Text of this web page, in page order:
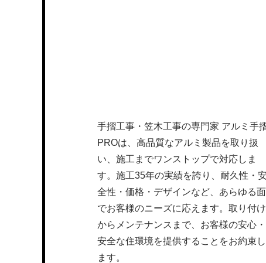
手摺工事・笠木工事の専門家 アルミ手
PROは、高品質なアルミ製品を取り扱
い、施工までワンストップで対応しま
す。施工35年の実績を誇り、耐久性・
全性・価格・デザインなど、あらゆる面
でお客様のニーズに応えます。取り付け
からメンテナンスまで、お客様の安心・
安全な住環境を提供することをお約束し
ます。